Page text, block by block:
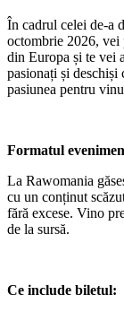
În cadrul celei de-a
octombrie 2026, vei
din Europa și te vei
pasionați și
pasiunea pentru
Formatul
La Rawomania
cu un conținut
fără excese. Vino
de la sursă.
Ce include biletul: